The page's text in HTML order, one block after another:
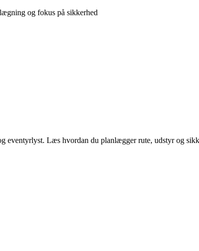
og fokus på sikkerhed
eventyrlyst. Læs hvordan du planlægger rute, udstyr og